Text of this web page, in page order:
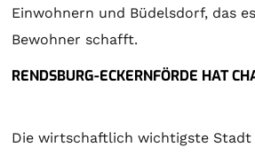
Einwohnern und Büdelsdorf, das
Bewohner schafft.
RENDSBURG-ECKERNFÖRDE HAT
Die wirtschaftlich wichtigste Stadt